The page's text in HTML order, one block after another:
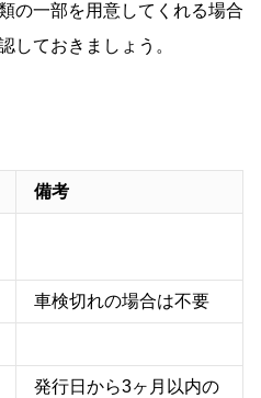
の一部を用意してくれる場合
しておきましょう。
備考
車検切れの場合は不要
発行日から3ヶ月以内の